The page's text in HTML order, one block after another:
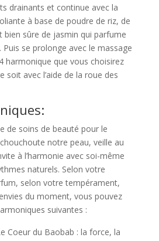
drainants et continue avec la
à base de poudre de riz, de
bien sûre de jasmin qui parfume
se prolonge avec le massage
harmonique que vous choisirez
soit avec l’aide de la roue des
de soins de beauté pour le
notre peau, veille au
à l’harmonie avec soi-même
naturels. Selon votre
selon votre tempérament,
du moment, vous pouvez
suivantes :
Coeur du Baobab : la force, la